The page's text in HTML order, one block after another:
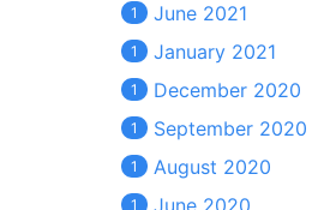
1 June 2021
1 January 2021
1 December 2020
1 September 2020
1 August 2020
1 June 2020